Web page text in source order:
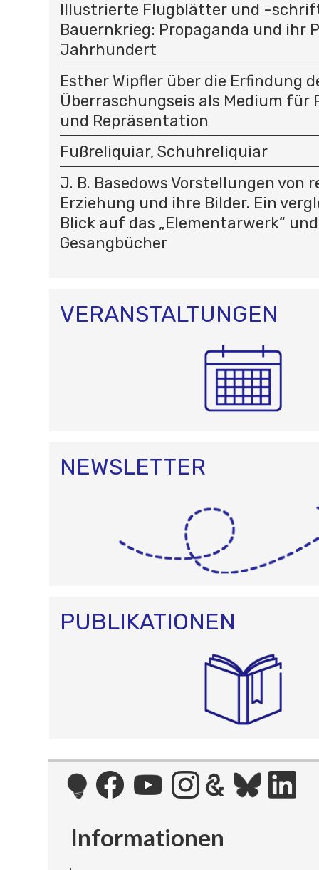
Illustrierte Flugblätter und -
Bauernkrieg: Propaganda und ihr
Jahrhundert
Esther Wipfler über die Erfindung
Überraschungseis als Medium für
und Repräsentation
Fußreliquiar, Schuhreliquiar
J. B. Basedows Vorstellungen von
Erziehung und ihre Bilder. Ein
Blick auf das „Elementarwerk“
Gesangbücher
VERANSTALTUNGEN
NEWSLETTER
PUBLIKATIONEN
Informationen